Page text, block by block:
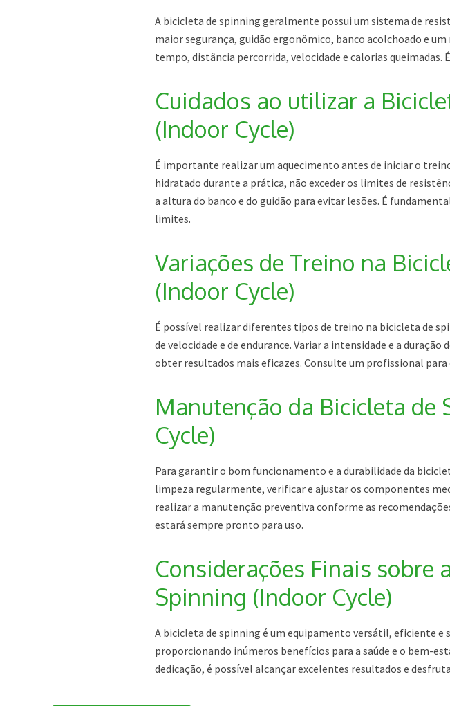
A bicicleta de spinning geralmente possui um sistema de
maior segurança, guidão ergonômico, banco acolchoado e
tempo, distância percorrida, velocidade e calorias queimadas.
Cuidados ao utilizar a
(Indoor Cycle)
É importante realizar um aquecimento antes de iniciar o
hidratado durante a prática, não exceder os limites de
a altura do banco e do guidão para evitar lesões. É
limites.
Variações de Treino na
(Indoor Cycle)
É possível realizar diferentes tipos de treino na bicicleta de
de velocidade e de endurance. Variar a intensidade e a
obter resultados mais eficazes. Consulte um profissional
Manutenção da Bicicleta de
Cycle)
Para garantir o bom funcionamento e a durabilidade da
limpeza regularmente, verificar e ajustar os componentes
realizar a manutenção preventiva conforme as
estará sempre pronto para uso.
Considerações Finais sobre
Spinning (Indoor Cycle)
A bicicleta de spinning é um equipamento versátil, eficiente e
proporcionando inúmeros benefícios para a saúde e o bem-
dedicação, é possível alcançar excelentes resultados e